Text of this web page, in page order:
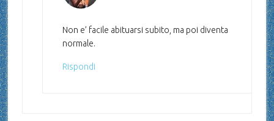
Non e’ facile abituarsi subito, ma poi diventa
normale.
Rispondi